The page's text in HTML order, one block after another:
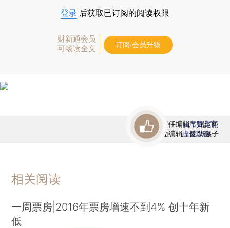
登录 后获取已订阅的阅读权限
财新通会员
可畅读全文
订阅/会员升级
责任编辑：屈运栩
版面编辑：陈华懿子
首席赞赏官
虚位以待
相关阅读
一周票房|2016年票房增速不到4% 创十年新
低